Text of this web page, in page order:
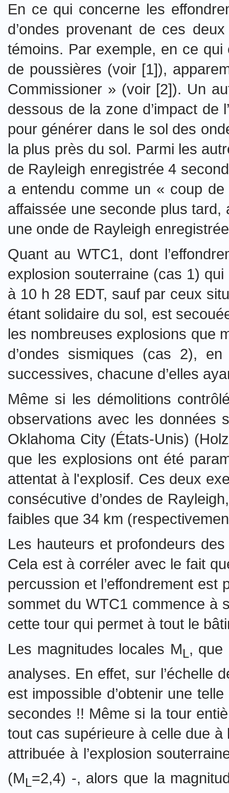
En ce qui concerne les
d’ondes provenant de ces
témoins. Par exemple, en ce qui
de poussières (voir [1]),
Commissioner » (voir [2]). Un
dessous de la zone d’impact de
pour générer dans le sol des
la plus près du sol. Parmi les
de Rayleigh enregistrée 4
a entendu comme un « coup
affaissée une seconde plus
une onde de Rayleigh
Quant au WTC1, dont
explosion souterraine (cas 1)
à 10 h 28 EDT, sauf par ceux
étant solidaire du sol, est
les nombreuses explosions que
d’ondes sismiques (cas 2),
successives, chacune d’elles
Même si les démolitions
observations avec les données
Oklahoma City (États-Unis)
que les explosions ont été
attentat à l'explosif. Ces deux
consécutive d’ondes de
faibles que 34 km
Les hauteurs et profondeurs
Cela est à corréler avec le fait
percussion et l’effondrement
sommet du WTC1 commence à
cette tour qui permet à tout le
Les magnitudes locales ML, que
analyses. En effet, sur l’échelle
est impossible d’obtenir une
secondes !! Même si la tour
tout cas supérieure à celle due
attribuée à l’explosion
(ML=2,4) -, alors que la